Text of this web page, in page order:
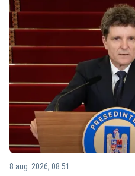
8 aug. 2026, 08:51